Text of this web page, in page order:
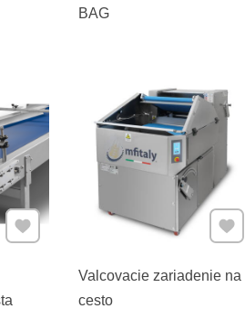
BAG
Pridať k Obľúbeným
Valcovacie zariadenie na
cesto